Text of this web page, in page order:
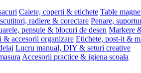
Caiete, coperti & etichete Table
radiere & corectare Penare,
pensule & blocuri de desen Markere
& accesorii organizare Etichete, post-it &
Lucru manual, DIY & seturi creative
Accesorii practice & igiena scoala